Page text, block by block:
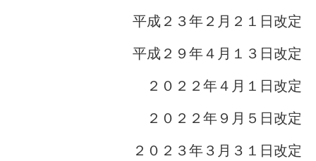
平成２３年２月２１日改定
平成２９年４月１３日改定
２０２２年４月１日改定
２０２２年９月５日改定
２０２３年３月３１日改定